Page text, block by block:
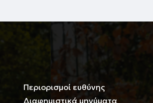
Περιορισμοί ευθύνης
Διαφημιστικά μηνύματα